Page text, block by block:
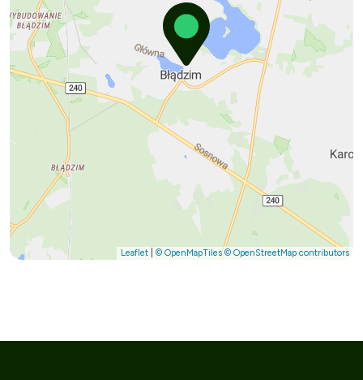
Leaflet © OpenMapTiles © OpenStreetMap contributors